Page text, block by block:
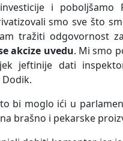
i
smo sve što
tražiti odgovornost
akcize uvedu. Mi smo
jeftinije dati
Dodik.
bi moglo ići u
brašno i pekarske